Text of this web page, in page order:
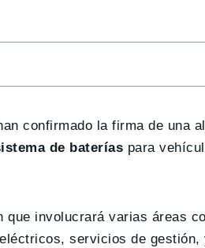
confirmado la firma de una
de baterías para
involucrará varias áreas
servicios de gestión,